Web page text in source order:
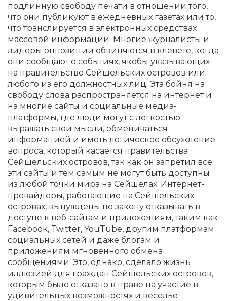
подлинную свободу печати в отношении того,
что они публикуют в ежедневных газетах или то,
что транслируется в электронных средствах
массовой информации. Многие журналисты и
лидеры оппозиции обвиняются в клевете, когда
они сообщают о событиях, якобы указывающих
на правительство Сейшельских островов или
любого из его должностных лиц. Эта бойня на
свободу слова распространяется на интернет и
на многие сайты и социальные медиа-
платформы, где люди могут с легкостью
выражать свои мысли, обмениваться
информацией и иметь логическое обсуждение
вопроса, который касается правительства
Сейшельских островов, так как он запретил все
эти сайты и тем самым не могут быть доступны
из любой точки мира на Сейшелах. Интернет-
провайдеры, работающие на Сейшельских
островах, вынуждены по закону отказывать в
доступе к веб-сайтам и приложениям, таким как
Facebook, Twitter, YouTube, другим платформам
социальных сетей и даже блогам и
приложениям мгновенного обмена
сообщениями. Это, однако, сделало жизнь
иллюзией для граждан Сейшельских островов,
которым было отказано в праве на участие в
удивительных возможностях и веселье